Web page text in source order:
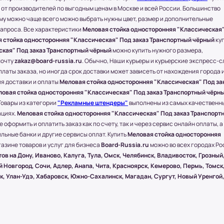
в зависимости от
к менеджеру по телефону: +7
регионы и города России.
через любые ТК (Транспортные
другими городами России компания
ПЭК, СДЭК.
бесплатно, при учете, что
1500х1000 (мм.).
от производителей по выгодным ценам в Москве и всей России. Большинство
можно чаще всего можно выбрать нужны цвет, размер и дополнительные
Все характеристикиМеловая стойка односторонняя
стойка односторонняя "Классическая" Под заказ Транспортный чёрный
Под заказ Транспортный чёрныйможно купить нужного размера,
zakaz@board-russia.ru. Обычно, Наши курьеры и курьерские экспресс-
заказа, но иногда срок доставки может зависеть от нахождения города
доставки и оплатыМеловая стойка односторонняя "Классическая" Под
стойка односторонняя "Классическая" Под заказ Транспортный
из категории"Рекламные штендеры"выполнены из самых
Меловая стойка односторонняя "Классическая" Под заказ
и оплатить заказ как по счету, так и через сервис онлайн оплаты,
банки и другие сервисы оплат. КупитьМеловая стойка односторонняя
товаров и услуг для бизнесаBoard-Russia.ruможно во всех городах
на Дону, Иваново, Калуга, Тула, Омск, Челябинск, Владивосток,
Сочи, Адлер, Анапа, Чита, Красноярск, Кемерово, Пермь,
Удэ, Хабаровск, Южно-Сахалинск, Магадан, Сургут, Новый Уренгой,